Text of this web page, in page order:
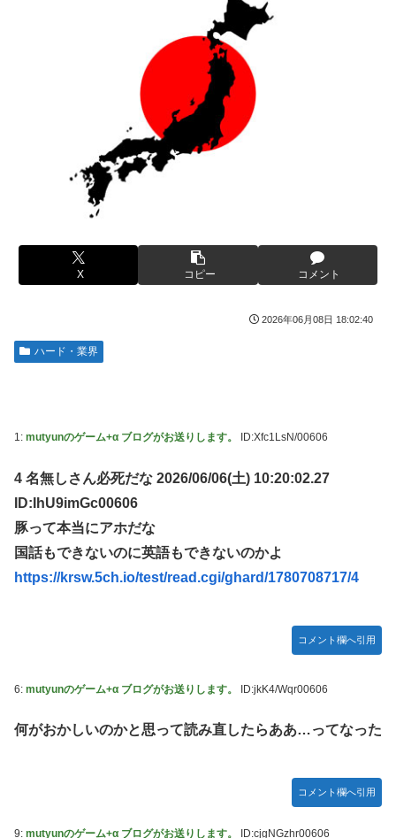
【悲報】女さん、歩行者を轢いた挙句、道路に倒れてどえら
いことになってしまうw w w w w w w
海外「日本は戦勝国なんだよ」 戦後の日本人の特別な生き
様に各国から称賛の声
【画像】居酒屋さん、6人で長居して会計4939円しか使わな
い客にお気持ち表明してしまう←コレどっちが悪いん
や？？？？？？
女芸人の吉住さん（36）メイクしたら普通に美人の部類だっ
たと判明ｗｗｗｗｗｗｗｗｗ
【衝撃】蓮舫「蓮舫だから叩いて良いという報道に向き合い
ろ」←これ…w w
韓国人「韓国が米韓通貨スワップ交渉に全力を注ぐべき理由
「斬撃を飛ばす」←ぶっちゃけ好き？嫌い？
女芸人の吉住さん（36）メイクしたら普通に美人の部類だっ
大竹しのぶ「戦争放棄の国であり続けよう」←この投稿が話
題に
【動画】タイのティパンコーン王子が日本人女性とデート
か？
「ドラクエ11」攻略感想(54/クリア後)マルティナの「しん
ライブ！】
【日向坂46】Zepp Osaka、客席が想像以上にヤバい…
【放送事故】フジテレビ、女子大生を大量投入して闇深エロ
【艦これ】でもイベントのたびに思うんだ 空母機動部隊っ
【艦これ】ひみつの通り道 他
【艦これ】ナマケモノアガノウサギ 他
【虹ヶ咲】「夏はせつ泣き」がキャッチコピーの映画【ラブ
ライブ！】
フジテレビ「2026 FORMULA1 サマーブレイクSP」を明日
お前ら「日本も核武装汁！」←１万発の核弾頭どこに
海外「日本なんて行くんじゃなかった…」 日本を知ってし
の…？」
【避難所】キッチンカー、から揚げや麺類提供 40代女性
「最高、パン中心の生活には飽き飽きしていて、野菜不足も
ドワンゴ川上「みい山への『障害者への配慮が足りない』と
【九州名物】鶏刺し食べた医師、全身麻痺へ…「死んだほう
が良かったと思っていた」
野田昇吾、初の準優進出目前も「一回希望」で賞典除外
X コピー コメント
2026年06月08日 18:02:40
ハード・業界
1: mutyunのゲーム+α ブログがお送りします。 ID:Xfc1LsN/00606
4 名無しさん必死だな 2026/06/06(土) 10:20:02.27
ID:IhU9imGc00606
豚って本当にアホだな
国話もできないのに英語もできないのかよ
https://krsw.5ch.io/test/read.cgi/ghard/1780708717/4
コメント欄へ引用
6: mutyunのゲーム+α ブログがお送りします。 ID:jkK4/Wqr00606
何がおかしいのかと思って読み直したらああ…ってなった
コメント欄へ引用
9: mutyunのゲーム+α ブログがお送りします。 ID:cjgNGzhr00606